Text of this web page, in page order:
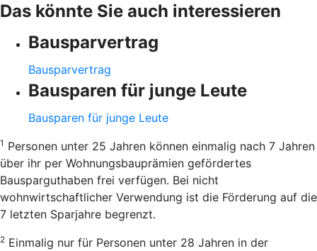
Das könnte Sie auch interessieren
Bausparvertrag
Bausparvertrag
Bausparen für junge Leute
Bausparen für junge Leute
1 Personen unter 25 Jahren können einmalig nach 7 Jahren
über ihr per Wohnungsbauprämien gefördertes
Bausparguthaben frei verfügen. Bei nicht
wohnwirtschaftlicher Verwendung ist die Förderung auf die
7 letzten Sparjahre begrenzt.
2 Einmalig nur für Personen unter 28 Jahren in der